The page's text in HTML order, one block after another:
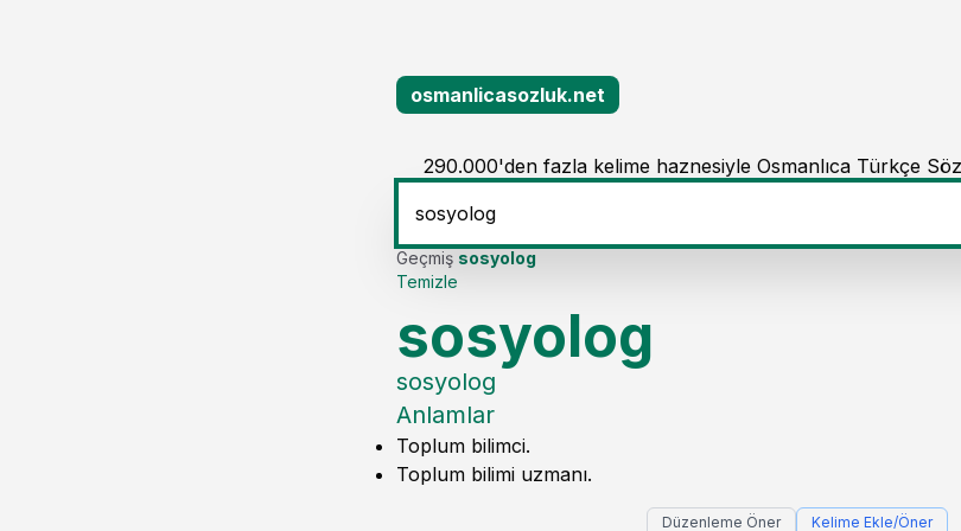
osmanlicasozluk.net
290.000'den fazla kelime haznesiyle Osmanlıca Türkçe
Geçmiş
Temizle
sosyolog
sosyolog
sosyolog
Anlamlar
Toplum bilimci.
Toplum bilimi uzmanı.
Düzenleme Öner Kelime Ekle/Öner